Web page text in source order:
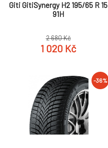
Giti GitiSynergy H2 195/65 R 15
91H
2 680 Kč
1 020 Kč
-36%